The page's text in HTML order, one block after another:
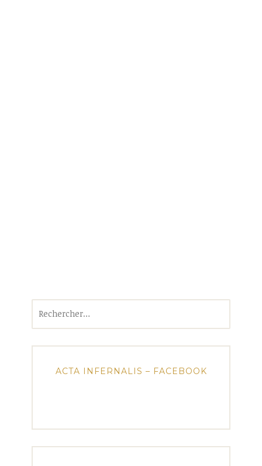
ACTA INFERNALIS – FACEBOOK